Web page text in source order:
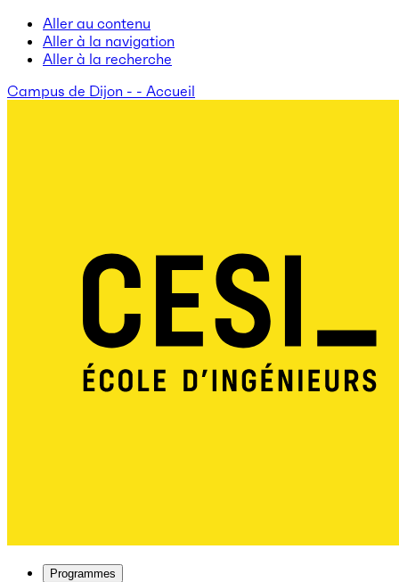
Aller au contenu
Aller à la navigation
Aller à la recherche
Campus de Dijon - - Accueil
Programmes